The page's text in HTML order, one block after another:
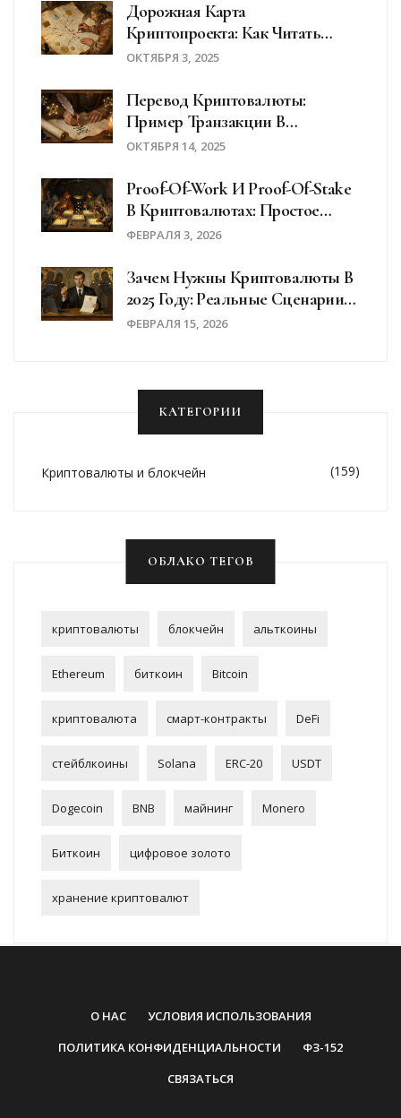
Дорожная Карта
Криптопроекта: Как Читать
Roadmap И Что Она Дает
ОКТЯБРЯ 3, 2025
Перевод Криптовалюты:
Пример Транзакции В
Блокчейне От А До Я
ОКТЯБРЯ 14, 2025
Proof-Of-Work И Proof-Of-Stake
В Криптовалютах: Простое
Объяснение
ФЕВРАЛЯ 3, 2026
Зачем Нужны Криптовалюты В
2025 Году: Реальные Сценарии
Использования В России
ФЕВРАЛЯ 15, 2026
КАТЕГОРИИ
Криптовалюты и блокчейн (159)
ОБЛАКО ТЕГОВ
криптовалюты блокчейн альткоины
Ethereum биткоин Bitcoin
криптовалюта смарт-контракты DeFi
стейблкоины Solana ERC-20 USDT
Dogecoin BNB майнинг Monero
Биткоин цифровое золото
хранение криптовалют
О НАС
УСЛОВИЯ ИСПОЛЬЗОВАНИЯ
ПОЛИТИКА КОНФИДЕНЦИАЛЬНОСТИ
ФЗ-152
СВЯЗАТЬСЯ